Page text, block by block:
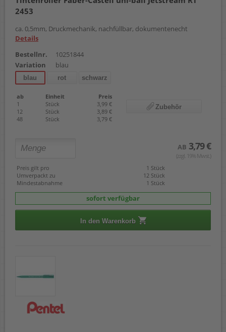
2453
ca. 0,5mm, Druckmechanik, nachfüllbar, dokumentenecht
Details
Bestellnr.
10251844
Variation
blau
blau rot schwarz
ab Einheit
Preis
1
Stück
3,99 €
12
Stück
3,89 €
48
Stück 3,79 €
Zubehör
AB 3,79 €
(zzgl. 19% Mwst.)
Preis gilt pro
1 Stück
Umverpackt zu
12 Stück
Mindestabnahme
1 Stück
sofort verfügbar
In den Warenkorb